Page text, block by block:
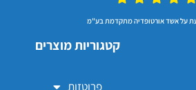
קטגוריות מוצרים
פרוטזות